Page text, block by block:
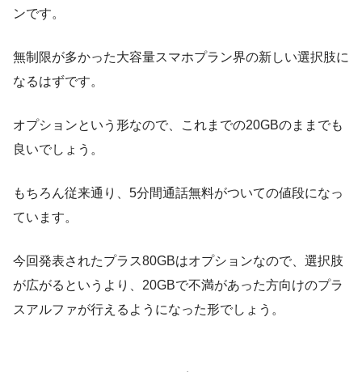
ンです。
無制限が多かった大容量スマホプラン界の新しい選択肢に
なるはずです。
オプションという形なので、これまでの20GBのままでも
良いでしょう。
もちろん従来通り、5分間通話無料がついての値段になっ
ています。
今回発表されたプラス80GBはオプションなので、選択肢
が広がるというより、20GBで不満があった方向けのプラ
スアルファが行えるようになった形でしょう。